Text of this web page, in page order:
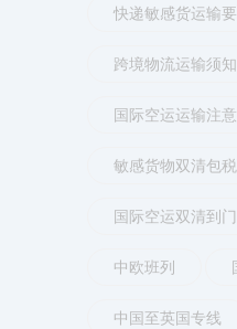
快递敏感货运输
跨境物流运输须知
国际空运运输注
敏感货物双清包
国际空运双清到门
中欧班列
中国至英国专线